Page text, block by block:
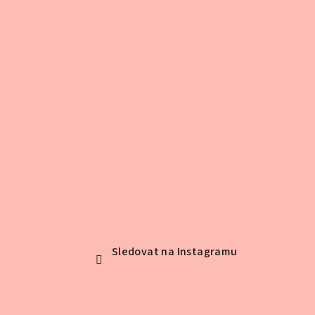
Sledovat na Instagramu